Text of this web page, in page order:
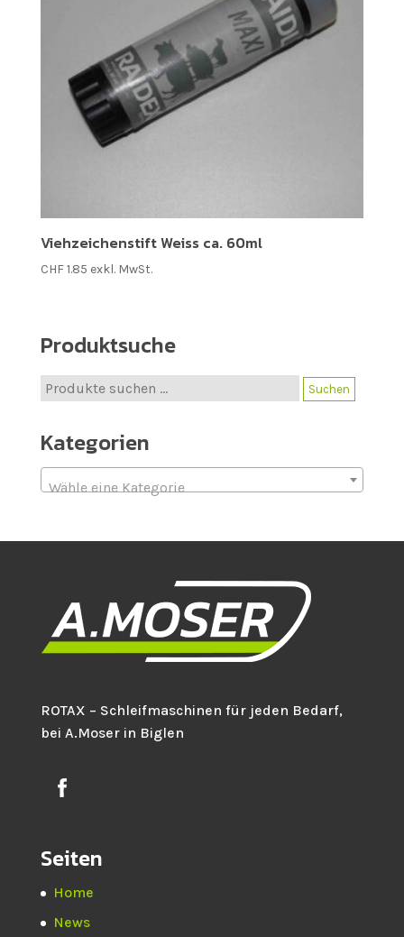
Viehzeichenstift Weiss ca. 60ml
CHF1.85 exkl. MwSt.
Produktsuche
Suche
nach:
Suchen
Kategorien
Wähle eine Kategorie
ROTAX – Schleifmaschinen für jeden Bedarf,
bei A.Moser in Biglen
Seiten
Home
News